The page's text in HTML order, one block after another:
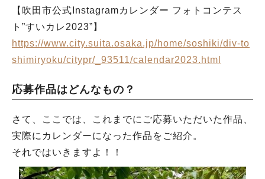
【吹田市公式Instagramカレンダー フォトコンテス
ト”すいカレ2023”】
https://www.city.suita.osaka.jp/home/soshiki/div-to
shimiryoku/citypr/_93511/calendar2023.html
応募作品はどんなもの？
さて、ここでは、これまでにご応募いただいた作品、
実際にカレンダーになった作品をご紹介。
それではいきますよ！！